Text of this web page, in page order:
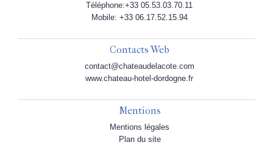
Téléphone:+33 05.53.03.70.11
Mobile: +33 06.17.52.15.94
Contacts Web
contact@chateaudelacote.com
www.chateau-hotel-dordogne.fr
Mentions
Mentions légales
Plan du site